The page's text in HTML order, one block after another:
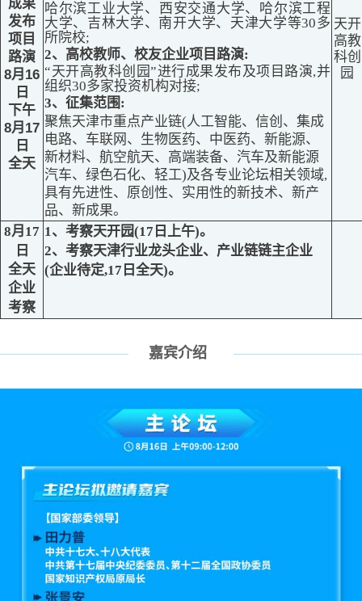
成果
发布
项目
路演
8月16
日
下午
8月17
日
全天
哈尔滨工业大学、西安交通大学、哈尔滨工程
大学、吉林大学、南开大学、天津大学等30多
所院校;
2、高校教师、校友企业项目路演:
“天开高教科创园”进行成果发布及项目路演,并
组织30多家投资机构对接;
3、征集范围:
聚焦天津市重点产业链(人工智能、信创、集成
电路、车联网、生物医药、中医药、新能源、
新材料、航空航天、高端装备、汽车及新能源
汽车、绿色石化、轻工)及各专业论坛相关领域,
具有先进性、原创性、实用性的新技术、新产
品、新成果。
天开
高教
科创
园
8月17
日
全天
企业
考察
1、考察天开园(17日上午)。
2、考察天津行业龙头企业、产业链链主企业
(企业待定,17日全天)。
嘉宾介绍